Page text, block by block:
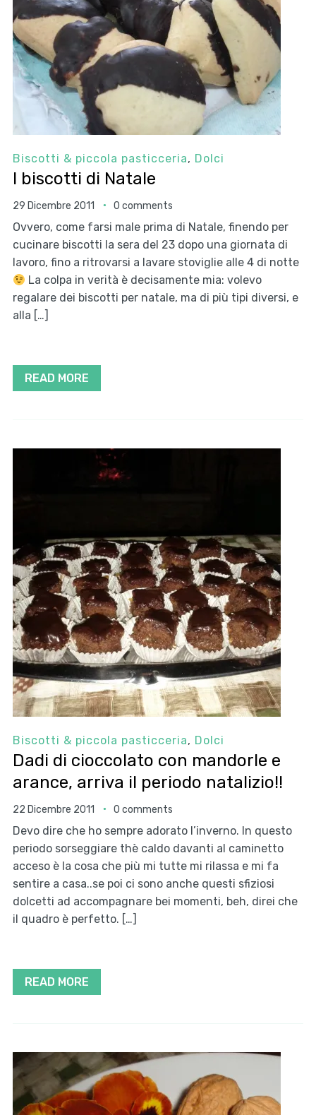
Biscotti & piccola pasticceria, Dolci
I biscotti di Natale
29 Dicembre 2011 0 comments
Ovvero, come farsi male prima di Natale, finendo per
cucinare biscotti la sera del 23 dopo una giornata di
lavoro, fino a ritrovarsi a lavare stoviglie alle 4 di notte
La colpa in verità è decisamente mia: volevo
regalare dei biscotti per natale, ma di più tipi diversi, e
alla […]
READ MORE
Biscotti & piccola pasticceria, Dolci
Dadi di cioccolato con mandorle e
arance, arriva il periodo natalizio!!
22 Dicembre 2011 0 comments
Devo dire che ho sempre adorato l’inverno. In questo
periodo sorseggiare thè caldo davanti al caminetto
acceso è la cosa che più mi tutte mi rilassa e mi fa
sentire a casa..se poi ci sono anche questi sfiziosi
dolcetti ad accompagnare bei momenti, beh, direi che
il quadro è perfetto. […]
READ MORE